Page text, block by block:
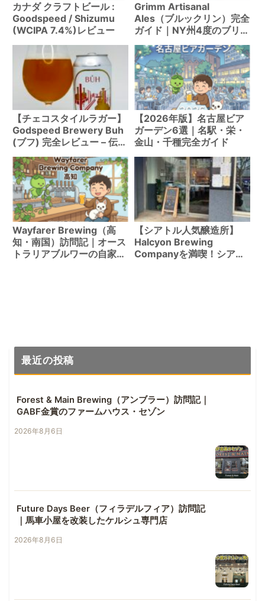
カナダ クラフトビール :
Goodspeed / Shizumu
(WCIPA 7.4%)レビュー
Grimm Artisanal
Ales（ブルックリン）完全
ガイド｜NY州4度のブリュ
ワリー・オブ・ザ・イヤー
が生む革新的クラフトビー
ル
【チェコスタイルラガー】
Godspeed Brewery Buh
(ブフ) 完全レビュー – 伝統
的なヨーロピアンラガーの
魅力
【2026年版】名古屋ビア
ガーデン6選｜名駅・栄・
金山・千種完全ガイド
Wayfarer Brewing（高
知・南国）訪問記｜オース
トラリアブルワーの自家栽
【シアトル人気醸造所】
Halcyon Brewing
Companyを満喫！シアト
最近の投稿
Forest & Main Brewing（アンブラー）訪問記｜
GABF金賞のファームハウス・セゾン
2026年8月6日
Future Days Beer（フィラデルフィア）訪問記
｜馬車小屋を改装したケルシュ専門店
2026年8月6日